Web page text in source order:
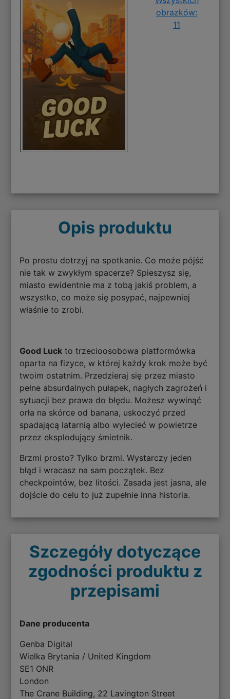
obrazków:
11
Opis produktu
Po prostu dotrzyj na spotkanie. Co może pójść
nie tak w zwykłym spacerze? Spieszysz się,
miasto ewidentnie ma z tobą jakiś problem, a
wszystko, co może się posypać, najpewniej
właśnie to zrobi.
Good Luck to trzecioosobowa platformówka
oparta na fizyce, w której każdy krok może być
twoim ostatnim. Przedzieraj się przez miasto
pełne absurdalnych pułapek, nagłych zagrożeń i
sytuacji bez prawa do błędu. Możesz wywinąć
orła na skórce od banana, uskoczyć przed
spadającą latarnią albo wylecieć w powietrze
przez eksplodujący śmietnik.
Brzmi prosto? Tylko brzmi. Wystarczy jeden
błąd i wracasz na sam początek. Bez
checkpointów, bez litości. Zasada jest jasna, ale
dojście do celu to już zupełnie inna historia.
Szczegóły dotyczące
zgodności produktu z
przepisami
Dane producenta
Genba Digital
Wielka Brytania / United Kingdom
SE1 ONR
London
The Crane Building, 22 Lavington Street